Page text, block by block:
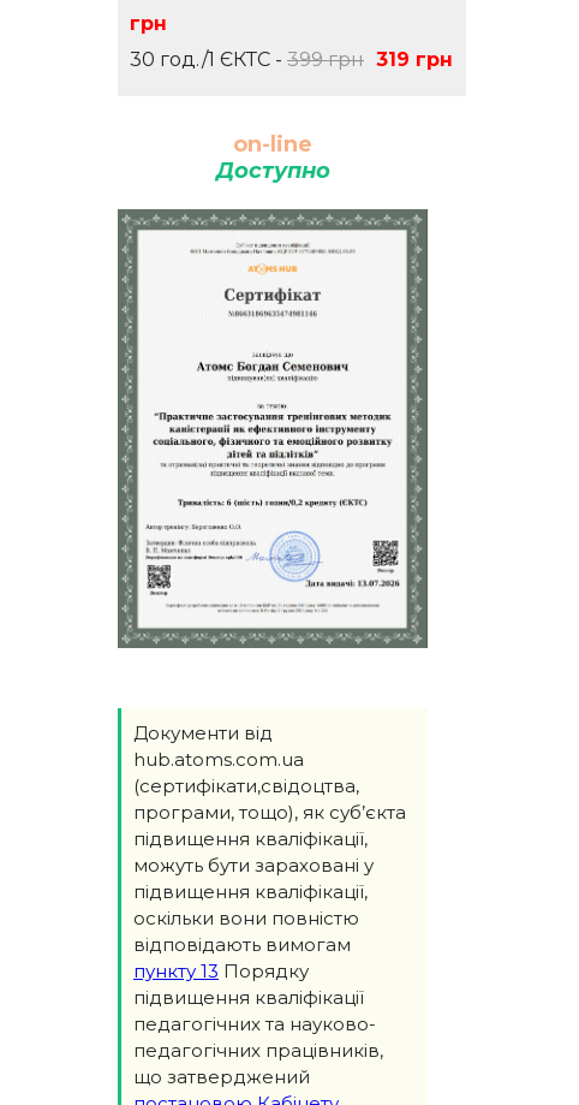
грн
30 год./1 ЄКТС - 399 грн 319 грн
on-line
Доступно
Документи від
hub.atoms.com.ua
(сертифікати,свідоцтва,
програми, тощо), як суб’єкта
підвищення кваліфікації,
можуть бути зараховані у
підвищення кваліфікації,
оскільки вони повністю
відповідають вимогам
пункту 13 Порядку
підвищення кваліфікації
педагогічних та науково-
педагогічних працівників,
що затверджений